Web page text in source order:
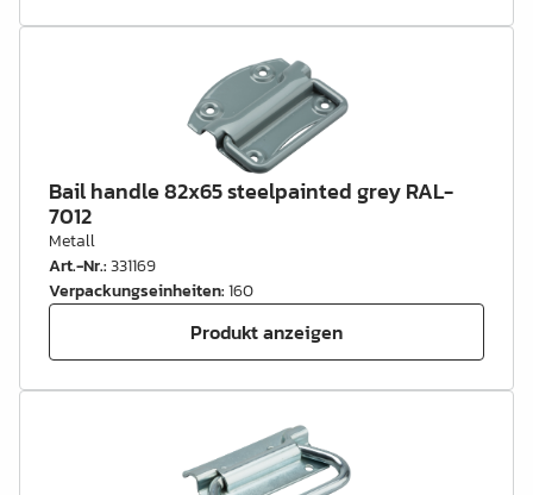
Bail handle 82x65 steelpainted grey RAL-
7012
Metall
Art.-Nr.:331169
Verpackungseinheiten:160
Produkt anzeigen